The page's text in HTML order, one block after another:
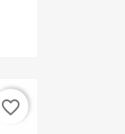
favorite_border